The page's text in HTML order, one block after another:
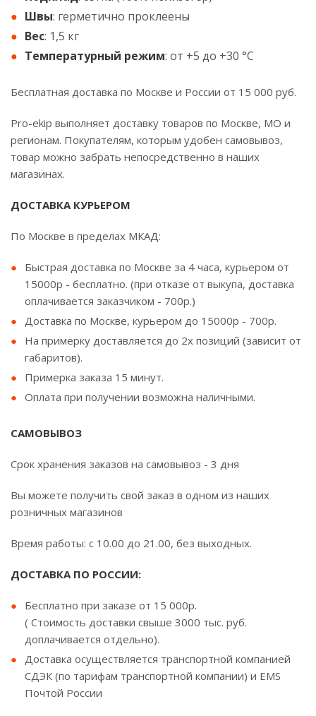
Швы: герметично проклеены
Вес: 1,5 кг
Температурный режим: от +5 до +30 °С
Бесплатная доставка по Москве и России от 15 000 руб.
Pro-ekip выполняет доставку товаров по Москве, МО и
регионам. Покупателям, которым удобен самовывоз,
товар можно забрать непосредственно в наших
магазинах.
ДОСТАВКА КУРЬЕРОМ
По Москве в пределах МКАД:
Быстрая доставка по Москве за 4 часа, курьером от
15000р - бесплатно. (при отказе от выкупа, доставка
оплачивается заказчиком - 700р.)
Доставка по Москве, курьером до 15000р - 700р.
На примерку доставляется до 2х позиций (зависит от
габаритов).
Примерка заказа 15 минут.
Оплата при получении возможна наличными.
САМОВЫВОЗ
Срок хранения заказов на самовывоз - 3 дня
Вы можете получить свой заказ в одном из наших
розничных магазинов
Время работы: с 10.00 до 21.00, без выходных.
ДОСТАВКА ПО РОССИИ:
Бесплатно при заказе от 15 000р.
( Стоимость доставки свыше 3000 тыс. руб.
доплачивается отдельно).
Доставка осуществляется транспортной компанией
СДЭК (по тарифам транспортной компании) и EMS
Почтой России